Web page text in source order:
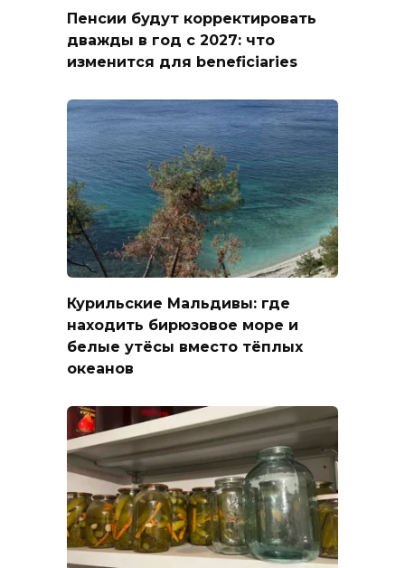
Пенсии будут корректировать
дважды в год с 2027: что
изменится для beneficiaries
Курильские Мальдивы: где
находить бирюзовое море и
белые утёсы вместо тёплых
океанов